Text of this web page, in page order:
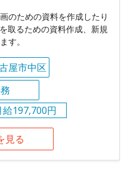
のための資料を作成したり
取るための資料作成、新規
す。
屋市中区
給197,700円
見る